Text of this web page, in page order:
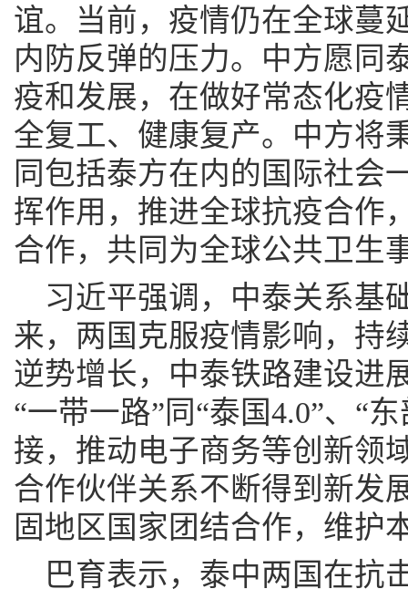
谊。当前，疫情仍在全球蔓
内防反弹的压力。中方愿同
疫和发展，在做好常态化疫
全复工、健康复产。中方将
同包括泰方在内的国际社会
挥作用，推进全球抗疫合作
合作，共同为全球公共卫生
习近平强调，中泰关系基
来，两国克服疫情影响，持
逆势增长，中泰铁路建设进
“一带一路”同“泰国4.0”、“
接，推动电子商务等创新领
合作伙伴关系不断得到新发
固地区国家团结合作，维护
巴育表示，泰中两国在抗